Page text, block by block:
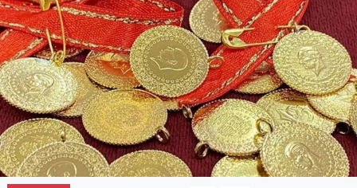
Gayrimenkul
Spor
Eğitim